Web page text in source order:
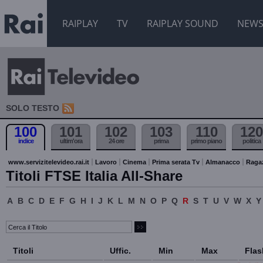
RAIPLAY TV RAIPLAY SOUND NEWS
SOLO TESTO
100
indice
101
ultim'ora
102
24 ore
103
prima
110
primo piano
120
politica
www.servizitelevideo.rai.it Lavoro Cinema Prima serata Tv Almanacco
Titoli FTSE Italia All-Share
A B C D E F G H I J K L M N O P Q R S T U V W X Y
Titoli Uffic. Min Max